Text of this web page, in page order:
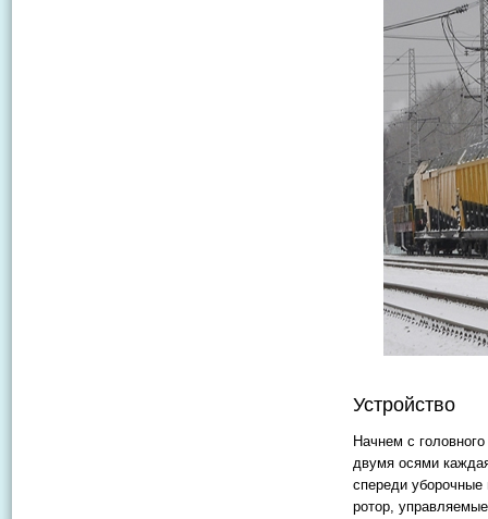
Устройство
Начнем с
двумя осями
спереди
ротор,